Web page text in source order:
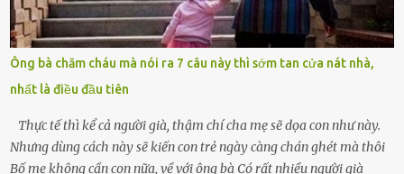
mất sớm. Tôi chẳng có anh chị em. Họ hàng cũng thưa thớt, chẳng
ai thân thiết đến mức có thể mở lòng cho tôi tá túc. Bạn bè? Ai cũng
bận rộn với gia đình riêng của họ. Tôi đã từng đặt cược cả thanh
xuân vào người chồng ấy – và giờ, tôi chỉ còn lại chính mình. Tôi lên
chiếc xe buýt cuối ngày, trốn chạy khỏi thành phố và nỗi đau. Tôi v...
Ông bà chăm cháu mà nói ra 7 câu này thì sớm tan cửa nát nhà,
nhất là điều đầu tiên
Thực tế thì kể cả người già, thậm chí cha mẹ sẽ dọa con như này.
Nhưng dùng cách này sẽ kiến con trẻ ngày càng chán ghét mà thôi
Bố mẹ không cần con nữa, về với ông bà Có rất nhiều người già